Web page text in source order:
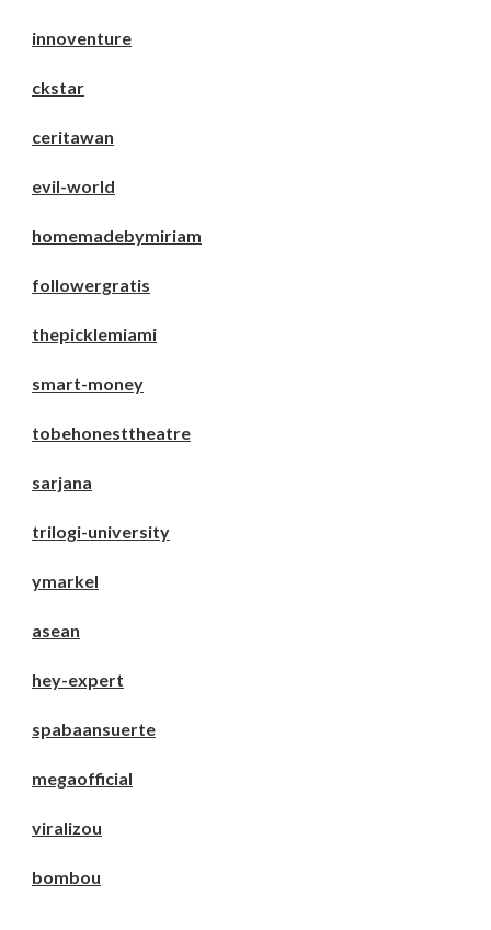
innoventure
ckstar
ceritawan
evil-world
homemadebymiriam
followergratis
thepicklemiami
smart-money
tobehonesttheatre
sarjana
trilogi-university
ymarkel
asean
hey-expert
spabaansuerte
megaofficial
viralizou
bombou